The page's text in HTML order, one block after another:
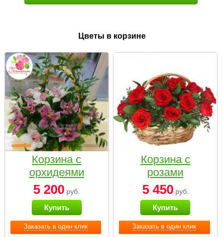
Цветы в корзине
Заказать в один клик
Корзина с
орхидеями
малая
5 200 руб.
Купить
Заказать в один клик
Корзина с
розами
«Красный
Париж»
5 450руб.
Купить